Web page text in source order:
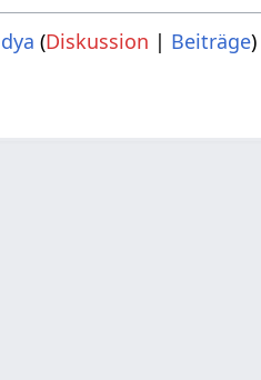
Diskussion Beiträge